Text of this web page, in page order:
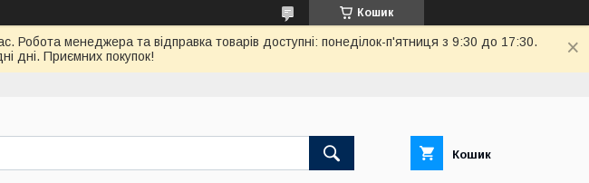
Кошик
менеджера та відправка товарів доступні: понеділок-п'ятниця з 9:30 до 17:30.
дні. Приємних покупок!
Кошик